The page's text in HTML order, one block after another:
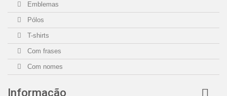
Emblemas
Pólos
T-shirts
Com frases
Com nomes
Informação